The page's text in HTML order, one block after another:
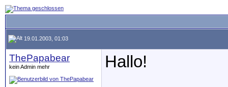
19.01.2003, 01:03
ThePapabear
kein Admin mehr Hallo!